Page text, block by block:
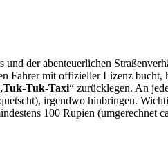
der abenteuerlichen
Fahrer mit offizieller Lizenz
Tuk-Tuk-Taxi“ zurücklegen. An
irgendwo hinbringen.
100 Rupien (umgerechnet